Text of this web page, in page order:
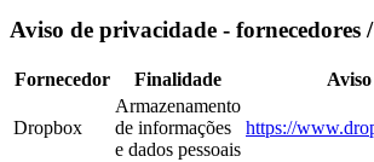
Aviso de privacidade - fornecedores
Fornecedor Finalidade
Dropbox
Armazenamento
de informações
e dados pessoais
https://